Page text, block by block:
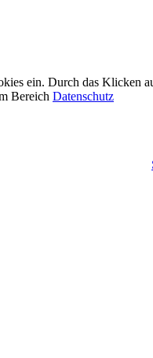
ein. Durch das
Bereich Datenschutz